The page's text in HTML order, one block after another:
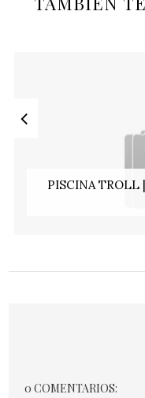
PISCINA TROLL
0 COMENTARIOS: